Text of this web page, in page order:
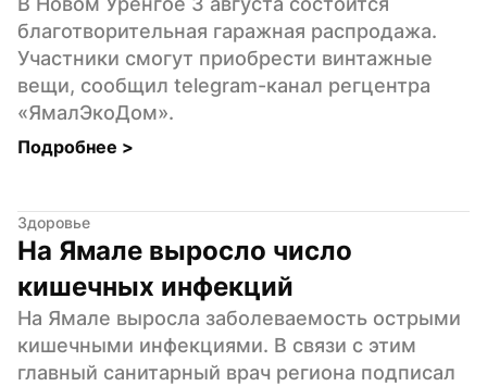
благотворительная гаражная распродажа.
Участники смогут приобрести винтажные
вещи, сообщил telegram-канал регцентра
«ЯмалЭкоДом».
Подробнее >
Здоровье
На Ямале выросло число
кишечных инфекций
На Ямале выросла заболеваемость острыми
кишечными инфекциями. В связи с этим
главный санитарный врач региона подписал